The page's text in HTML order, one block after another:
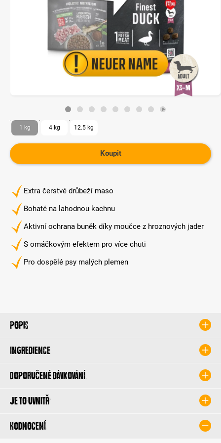
Extra čerstvé drůbeží maso
Bohaté na lahodnou kachnu
Aktivní ochrana buněk díky moučce z hroznových jader
S omáčkovým efektem pro více chuti
Pro dospělé psy malých plemen
1 kg 4 kg 12.5 kg
Koupit
Popis
Ingredience
Doporučené dávkování
Je to uvnitř
Hodnocení